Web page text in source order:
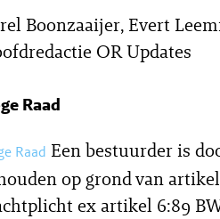
Boonzaaijer, Evert
OR Updates
Raad
Raad Een bestuurder is
op grond van
ex artikel 6:89